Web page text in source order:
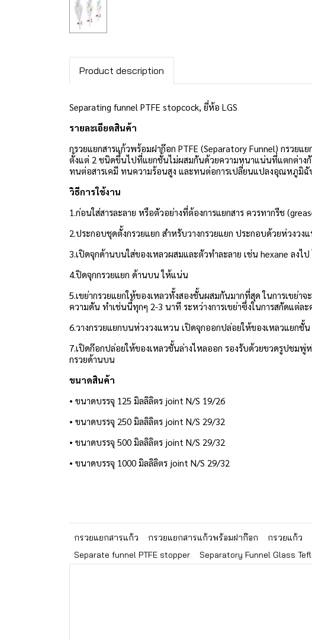
Product description
Separating funnel PTFE stopcock, ยี่ห้อ LGS
รายละเอียดสินค้า
กรวยแยกสารแก้วพร้อมฝาก๊อก PTFE (Separatory Funnel) กรวย
ตั้งแต่ 2 ชนิดขึ้นไปที่แยกชั้นไม่ผสมกันด้วยความหนาแน่นที่แตกต่า
ทนต่อสารเคมี ทนความร้อนสูง และทนต่อการเปลี่ยนแปลงอุณหภูมิฉั
วิธีการใช้งาน
1.ก่อนใส่สารละลาย หรือตัวอย่างที่ต้องการแยกสาร ควรทากรีช
2.ประกอบชุดตั้งกรวยแยก สำหรับวางกรวยแยก ประกอบด้วยห่วงว
3.เปิดจุกด้านบนใส่ของเหลวผสมและตัวทำละลาย เช่น hexane ลง
4.ปิดจุกกรวยแยก ด้านบน ให้แน่น
5.เขย่ากรวยแยกให้ของเหลวทั้งสองชั้นผสมกันมากที่สุด ในการเขย่า
ความดัน ทำเช่นนี้ทุกๆ 2-3 นาที ระหว่างการเขย่าซึ่งในการสกัดแต่ล
6.วางกรวยแยกบนห่วงวงแหวน เปิดจุกออกปล่อยให้ของเหลวแยกชั้
7.เปิดก๊อกปล่อยให้ของเหลวชั้นล่างไหลออก รองรับด้วยขวดรูปชม
กรวยด้านบน
ขนาดสินค้า
• ขนาดบรรจุ 125 มิลลิลิตร joint N/S 19/26
• ขนาดบรรจุ 250 มิลลิลิตร joint N/S 29/32
• ขนาดบรรจุ 500 มิลลิลิตร joint N/S 29/32
• ขนาดบรรจุ 1000 มิลลิลิตร joint N/S 29/32
กรวยแยกสารแก้ว กรวยแยกสารแก้วพร้อมฝาก๊อก กรวยแก้ว
Separate funnel PTFE stopper
Separatory Funnel Glass